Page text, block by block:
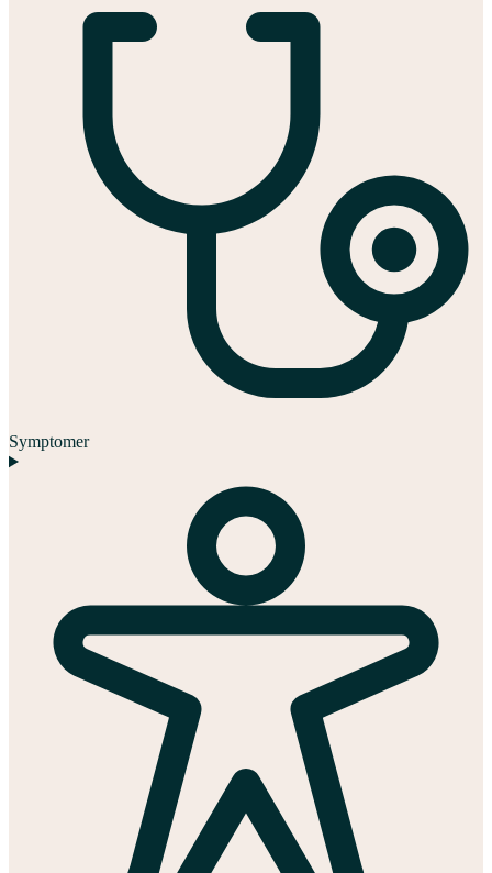
Symptomer